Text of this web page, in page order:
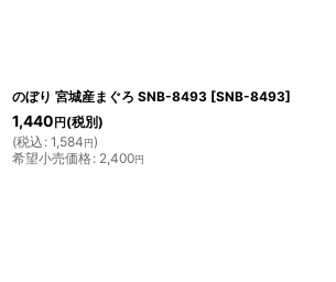
のぼり 宮城産まぐろ SNB-8493 [SNB-8493]
1,440 円 (税別)
(税込 : 1,584円)
希望小売価格: 2,400円